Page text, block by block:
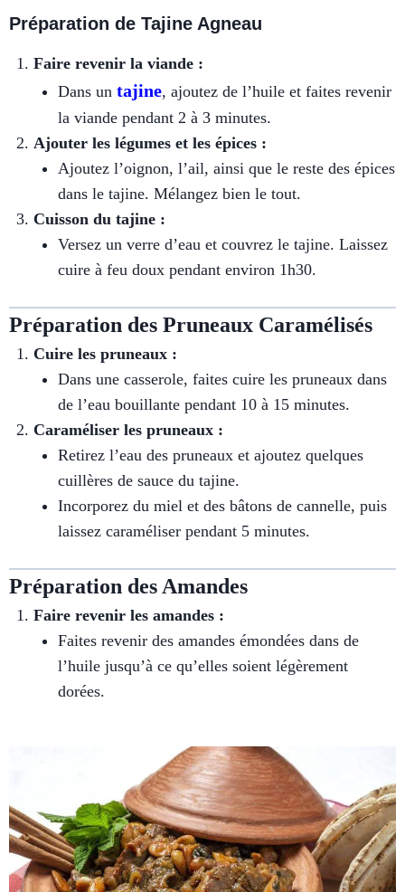
Préparation de Tajine Agneau
Faire revenir la viande :
Dans un tajine, ajoutez de l’huile et faites revenir
la viande pendant 2 à 3 minutes.
Ajouter les légumes et les épices :
Ajoutez l’oignon, l’ail, ainsi que le reste des épices
dans le tajine. Mélangez bien le tout.
Cuisson du tajine :
Versez un verre d’eau et couvrez le tajine. Laissez
cuire à feu doux pendant environ 1h30.
Préparation des Pruneaux Caramélisés
Cuire les pruneaux :
Dans une casserole, faites cuire les pruneaux dans
de l’eau bouillante pendant 10 à 15 minutes.
Caraméliser les pruneaux :
Retirez l’eau des pruneaux et ajoutez quelques
cuillères de sauce du tajine.
Incorporez du miel et des bâtons de cannelle, puis
laissez caraméliser pendant 5 minutes.
Préparation des Amandes
Faire revenir les amandes :
Faites revenir des amandes émondées dans de
l’huile jusqu’à ce qu’elles soient légèrement
dorées.